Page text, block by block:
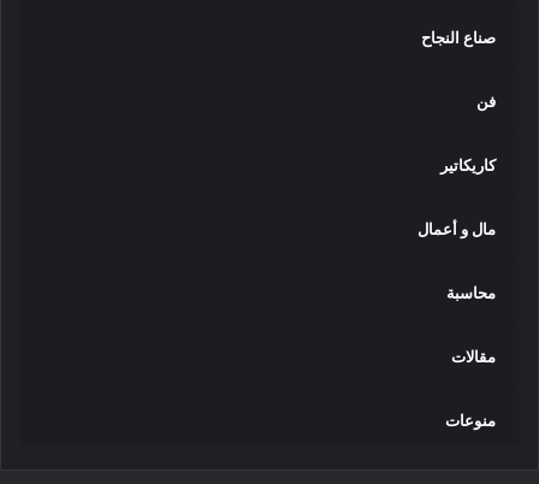
صناع النجاح
فن
كاريكاتير
مال و أعمال
محاسبة
مقالات
منوعات